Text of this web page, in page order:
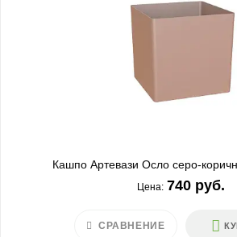
Кашпо Артевази Осло серо-
Цена: 740 руб.
СРАВНЕНИЕ